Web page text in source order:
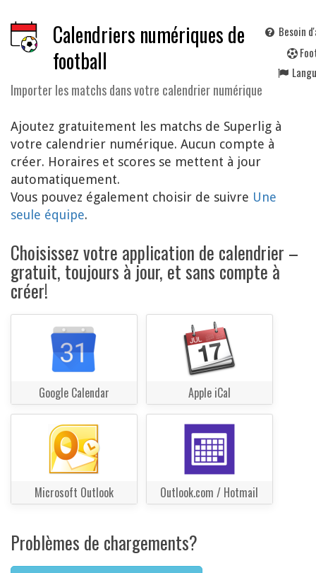
Calendriers numériques de
football
Importer les matchs dans votre calendrier numérique
Besoin
F
Ajoutez gratuitement les matchs de Superlig à
votre calendrier numérique. Aucun compte à
créer. Horaires et scores se mettent à jour
automatiquement.
Vous pouvez également choisir de suivre Une
seule équipe.
Choisissez votre application de calendrier –
gratuit, toujours à jour, et sans compte à
créer!
Google Calendar Apple iCal
Microsoft Outlook Outlook.com / Hotmail
Problèmes de chargements?